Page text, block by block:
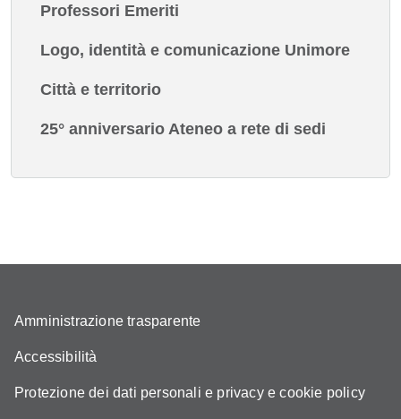
Professori Emeriti
Logo, identità e comunicazione Unimore
Città e territorio
25° anniversario Ateneo a rete di sedi
Amministrazione trasparente
Accessibilità
Protezione dei dati personali e privacy e cookie policy